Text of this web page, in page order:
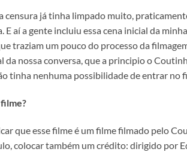
censura já tinha limpado muito,
aí a gente incluiu essa cena inicial da
traziam um pouco do processo da
da nossa conversa, que a principio o
tinha nenhuma possibilidade de entrar no
que esse filme é um filme filmado pelo
colocar também um crédito: dirigido por